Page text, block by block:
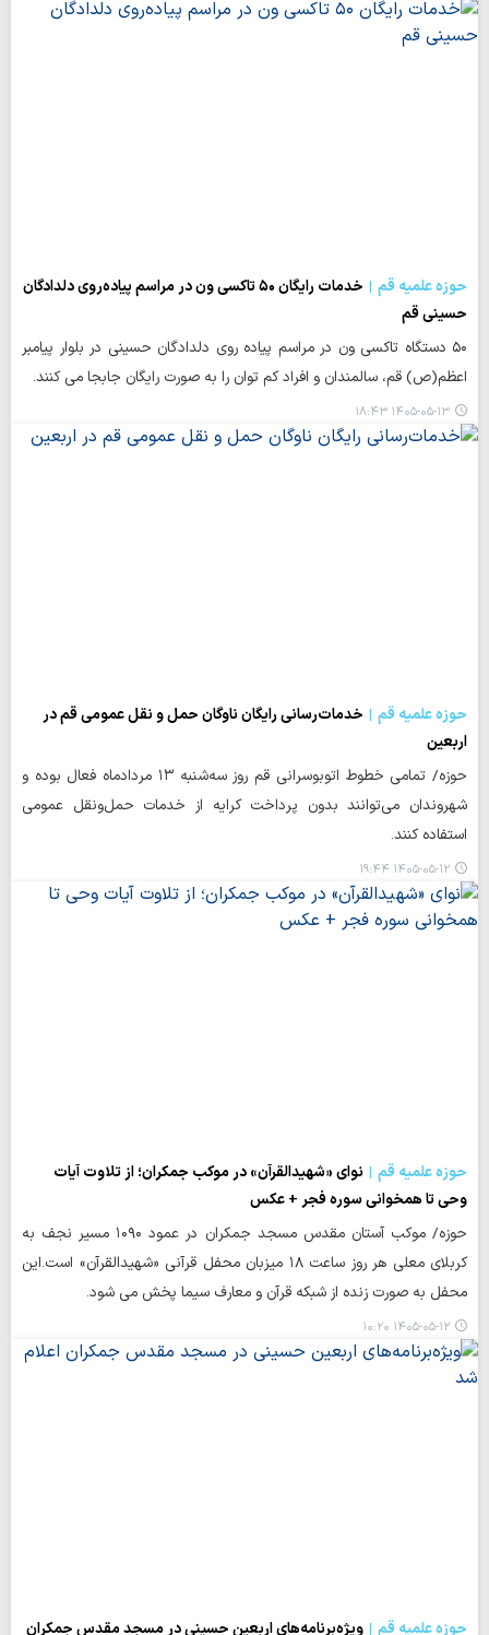
حوزه علمیه قم
خدمات رایگان ۵۰ تاکسی ون در مراسم پیاده‌روی دلدادگان
حسینی قم
۵۰ دستگاه تاکسی ون در مراسم پیاده روی دلدادگان حسینی در بلوار پیامبر
اعظم(ص) قم، سالمندان و افراد کم توان را به صورت رایگان جابجا می کنند.
۱۴۰۵-۰۵-۱۳ ۱۸:۴۳
حوزه علمیه قم
خدمات‌رسانی رایگان ناوگان حمل‌ و نقل عمومی قم در
اربعین
حوزه/ تمامی خطوط اتوبوسرانی قم روز سه‌شنبه ۱۳ مردادماه فعال بوده و
شهروندان می‌توانند بدون پرداخت کرایه از خدمات حمل‌ونقل عمومی
استفاده کنند.
۱۴۰۵-۰۵-۱۲ ۱۹:۴۴
حوزه علمیه قم
نوای «شهیدالقرآن» در موکب جمکران؛ از تلاوت آیات
وحی تا همخوانی سوره فجر + عکس
حوزه/ موکب آستان مقدس مسجد جمکران در عمود ۱۰۹۰ مسیر نجف به
کربلای معلی هر روز ساعت ۱۸ میزبان محفل قرآنی «شهیدالقرآن» است.این
محفل به صورت زنده از شبکه قرآن و معارف سیما پخش می شود.
۱۴۰۵-۰۵-۱۲ ۱۰:۲۰
حوزه علمیه قم ویژه‌برنامه‌های اربعین حسینی در مسجد مقدس جمکران